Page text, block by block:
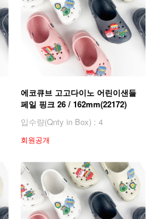
에코큐브 고고다이노 어린이샌들
페일 핑크 26 / 162mm(22172)
입수량(Qnty in Box) : 4
회원공개